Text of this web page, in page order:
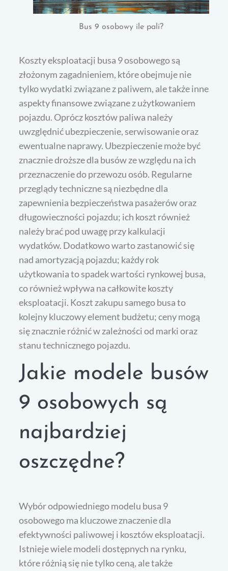
Bus 9 osobowy ile pali?
Koszty eksploatacji busa 9 osobowego są
złożonym zagadnieniem, które obejmuje nie
tylko wydatki związane z paliwem, ale także inne
aspekty finansowe związane z użytkowaniem
pojazdu. Oprócz kosztów paliwa należy
uwzględnić ubezpieczenie, serwisowanie oraz
ewentualne naprawy. Ubezpieczenie może być
znacznie droższe dla busów ze względu na ich
przeznaczenie do przewozu osób. Regularne
przeglądy techniczne są niezbędne dla
zapewnienia bezpieczeństwa pasażerów oraz
długowieczności pojazdu; ich koszt również
należy brać pod uwagę przy kalkulacji
wydatków. Dodatkowo warto zastanowić się
nad amortyzacją pojazdu; każdy rok
użytkowania to spadek wartości rynkowej busa,
co również wpływa na całkowite koszty
eksploatacji. Koszt zakupu samego busa to
kolejny kluczowy element budżetu; ceny mogą
się znacznie różnić w zależności od marki oraz
stanu technicznego pojazdu.
Jakie modele busów
9 osobowych są
najbardziej
oszczędne?
Wybór odpowiedniego modelu busa 9
osobowego ma kluczowe znaczenie dla
efektywności paliwowej i kosztów eksploatacji.
Istnieje wiele modeli dostępnych na rynku,
które różnią się nie tylko ceną, ale także